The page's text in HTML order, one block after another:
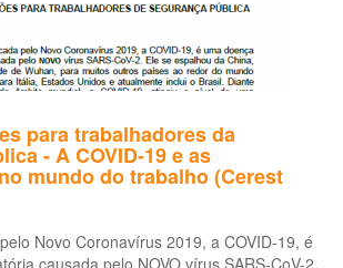
para trabalhadores da
- A COVID-19 e as
mundo do trabalho (Cerest
Novo Coronavírus 2019, a COVID-19, é